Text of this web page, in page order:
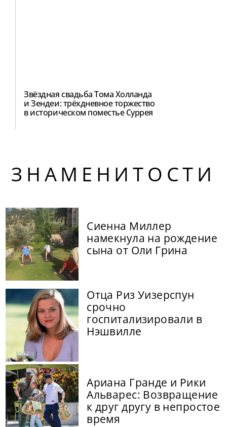
Звёздная свадьба Тома Холланда
и Зендеи: трёхдневное торжество
в историческом поместье Суррея
ЗНАМЕНИТОСТИ
Сиенна Миллер
намекнула на рождение
сына от Оли Грина
Отца Риз Уизерспун
срочно
госпитализировали в
Нэшвилле
Ариана Гранде и Рики
Альварес: Возвращение
к друг другу в непростое
время